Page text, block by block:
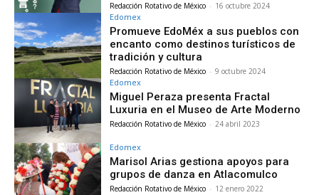
Redacción Rotativo de México - 16 octubre 2024
Edomex
Promueve EdoMéx a sus pueblos con
encanto como destinos turísticos de
tradición y cultura
Redacción Rotativo de México - 9 octubre 2024
Edomex
Miguel Peraza presenta Fractal
Luxuria en el Museo de Arte Moderno
Redacción Rotativo de México - 24 abril 2023
Edomex
Marisol Arias gestiona apoyos para
grupos de danza en Atlacomulco
Redacción Rotativo de México - 12 enero 2022